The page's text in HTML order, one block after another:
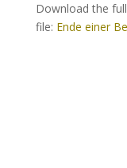
Download the
file: Ende einer